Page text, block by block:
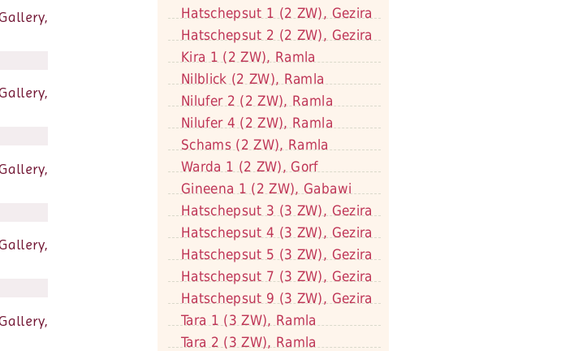
Hatschepsut 1 (2 ZW), Gezira
Hatschepsut 2 (2 ZW), Gezira
Kira 1 (2 ZW), Ramla
Nilblick (2 ZW), Ramla
Nilufer 2 (2 ZW), Ramla
Nilufer 4 (2 ZW), Ramla
Schams (2 ZW), Ramla
Warda 1 (2 ZW), Gorf
Gineena 1 (2 ZW), Gabawi
Hatschepsut 3 (3 ZW), Gezira
Hatschepsut 4 (3 ZW), Gezira
Hatschepsut 5 (3 ZW), Gezira
Hatschepsut 7 (3 ZW), Gezira
Hatschepsut 9 (3 ZW), Gezira
Tara 1 (3 ZW), Ramla
Tara 2 (3 ZW), Ramla